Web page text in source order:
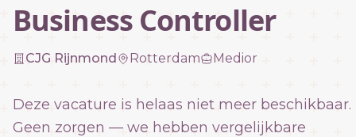
Business Controller
CJG Rijnmond Rotterdam Medior
Deze vacature is helaas niet meer beschikbaar.
Geen zorgen — we hebben vergelijkbare